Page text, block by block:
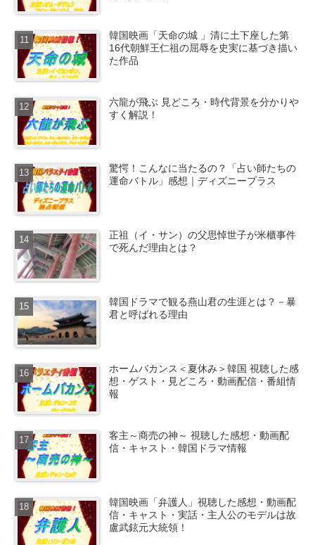
韓国映画「天命の城 」清に土下座した第
16代朝鮮王仁祖の屈辱を史実に基づき描い
た作品
六龍が飛ぶ 見どころ・時代背景を分かりや
すく解説！
驚愕！こんなに当たるの？「占い師たちの
運命バトル」感想｜ディズニープラス
正祖（イ・サン）の父思悼世子が米櫃事件
で死んだ理由とは？
韓国ドラマで観る燕山君の生涯とは？－暴
君と呼ばれる理由
ホームバカンス＜夏休み＞韓国 視聴した感
想・ゲスト・見どころ・動画配信・番組情
報
客主～商売の神～ 視聴した感想・動画配
信・キャスト・韓国ドラマ情報
韓国映画「弁護人」視聴した感想・動画配
信・キャスト・実話・主人公のモデルは故
盧武鉉元大統領！